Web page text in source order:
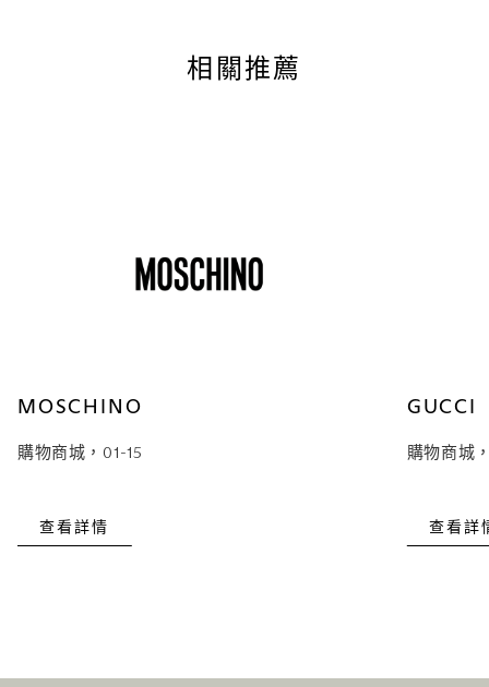
相關推薦
MOSCHINO
購物商城，01-15
查看詳情
GUCCI
購物商城
查看詳